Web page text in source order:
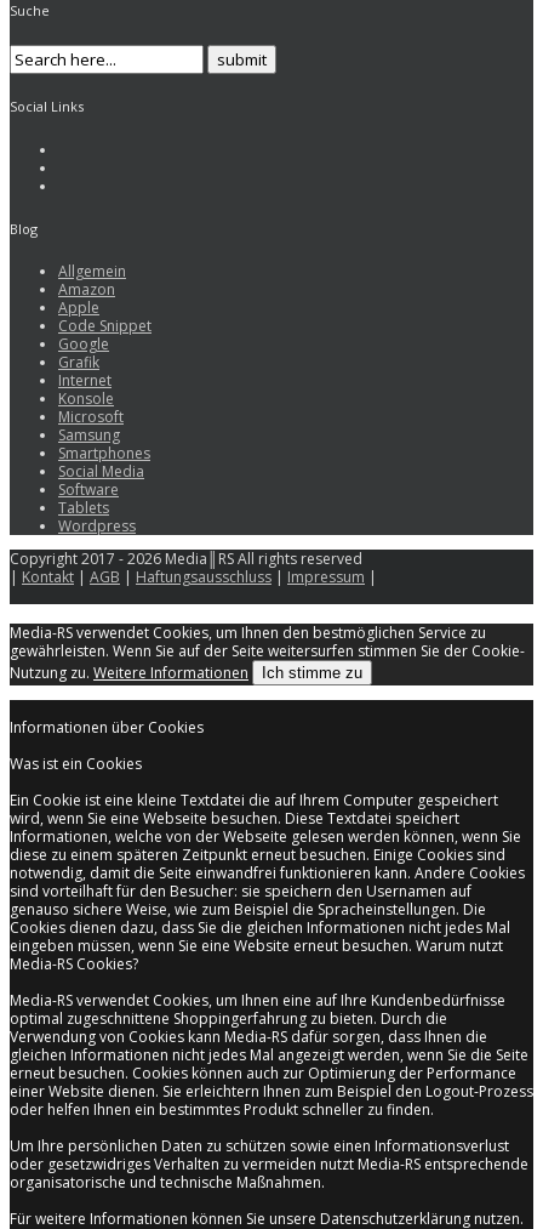
Suche
Social Links
Blog
Allgemein
Amazon
Apple
Code Snippet
Google
Grafik
Internet
Konsole
Microsoft
Samsung
Smartphones
Social Media
Software
Tablets
Wordpress
Copyright 2017 - 2026 Media║RS All rights reserved
| Kontakt | AGB | Haftungsausschluss | Impressum |
Media-RS verwendet Cookies, um Ihnen den bestmöglichen Service zu
gewährleisten. Wenn Sie auf der Seite weitersurfen stimmen Sie der Cookie-
Nutzung zu. Weitere Informationen Ich stimme zu
Informationen über Cookies
Was ist ein Cookies
Ein Cookie ist eine kleine Textdatei die auf Ihrem Computer gespeichert
wird, wenn Sie eine Webseite besuchen. Diese Textdatei speichert
Informationen, welche von der Webseite gelesen werden können, wenn Sie
diese zu einem späteren Zeitpunkt erneut besuchen. Einige Cookies sind
notwendig, damit die Seite einwandfrei funktionieren kann. Andere Cookies
sind vorteilhaft für den Besucher: sie speichern den Usernamen auf
genauso sichere Weise, wie zum Beispiel die Spracheinstellungen. Die
Cookies dienen dazu, dass Sie die gleichen Informationen nicht jedes Mal
eingeben müssen, wenn Sie eine Website erneut besuchen. Warum nutzt
Media-RS Cookies?
Media-RS verwendet Cookies, um Ihnen eine auf Ihre Kundenbedürfnisse
optimal zugeschnittene Shoppingerfahrung zu bieten. Durch die
Verwendung von Cookies kann Media-RS dafür sorgen, dass Ihnen die
gleichen Informationen nicht jedes Mal angezeigt werden, wenn Sie die Seite
erneut besuchen. Cookies können auch zur Optimierung der Performance
einer Website dienen. Sie erleichtern Ihnen zum Beispiel den Logout-Prozess
oder helfen Ihnen ein bestimmtes Produkt schneller zu finden.
Um Ihre persönlichen Daten zu schützen sowie einen Informationsverlust
oder gesetzwidriges Verhalten zu vermeiden nutzt Media-RS entsprechende
organisatorische und technische Maßnahmen.
Für weitere Informationen können Sie unsere Datenschutzerklärung nutzen.